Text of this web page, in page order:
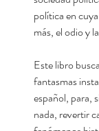
política en
más, el odio y
Este libro
fantasmas
español, para,
nada, revertir